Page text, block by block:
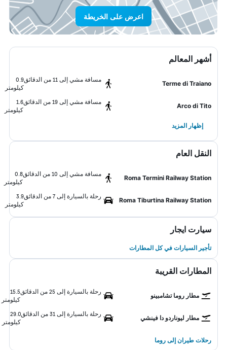
اعرض على الخريطة
أشهر المعالم
Terme di Traiano
مسافة مشي إلى 11 من الدقائق
0.9
كيلومتر
Arco di Tito
مسافة مشي إلى 19 من الدقائق
1.6
كيلومتر
إظهار المزيد
النقل العام
Roma Termini Railway Station
مسافة مشي إلى 10 من الدقائق
0.8
كيلومتر
Roma Tiburtina Railway Station
رحلة بالسيارة إلى 7 من الدقائق
3.9
كيلومتر
سيارت ايجار
تأجير السيارات في كل المطارات
المطارات القريبة
مطار روما تشامبينو
رحلة بالسيارة إلى 25 من الدقائق
15.5
كيلومتر
مطار ليوناردو دا فينشي
رحلة بالسيارة إلى 31 من الدقائق
29.0
كيلومتر
رحلات طيران إلى روما